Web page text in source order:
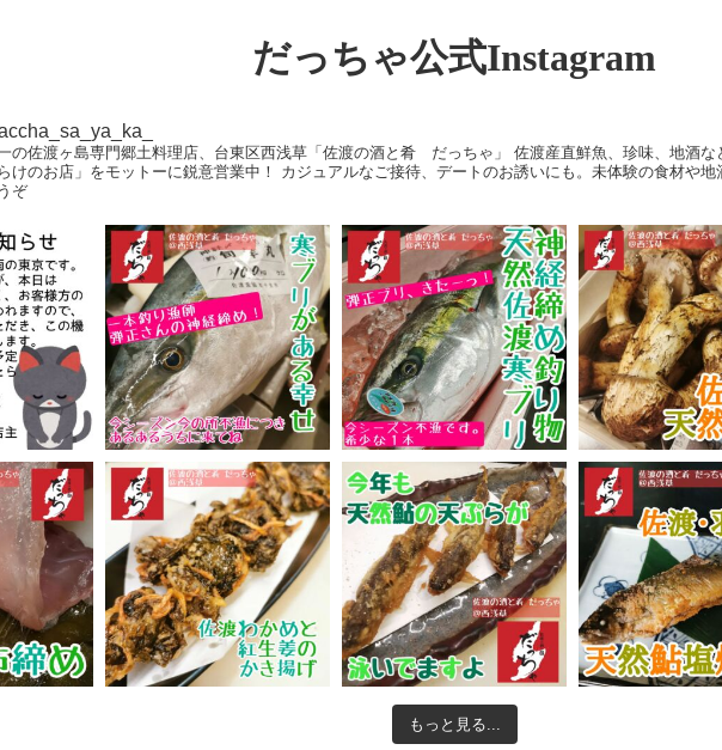
だっちゃ公式Instagram
の佐渡ヶ島専門郷土料理店、台東区西浅草「佐渡の酒と肴 だっちゃ」
佐渡産直鮮魚、珍味、地酒
けのお店」をモットーに鋭意営業中！
カジュアルなご接待、デートのお誘いにも。未体験の食材や
ぞ
もっと見る...